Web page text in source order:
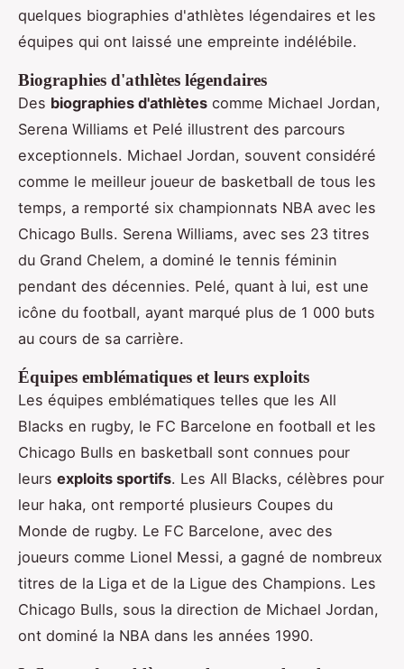
quelques biographies d'athlètes légendaires et les
équipes qui ont laissé une empreinte indélébile.
Biographies d'athlètes légendaires
Des biographies d'athlètes comme Michael Jordan,
Serena Williams et Pelé illustrent des parcours
exceptionnels. Michael Jordan, souvent considéré
comme le meilleur joueur de basketball de tous les
temps, a remporté six championnats NBA avec les
Chicago Bulls. Serena Williams, avec ses 23 titres
du Grand Chelem, a dominé le tennis féminin
pendant des décennies. Pelé, quant à lui, est une
icône du football, ayant marqué plus de 1 000 buts
au cours de sa carrière.
Équipes emblématiques et leurs exploits
Les équipes emblématiques telles que les All
Blacks en rugby, le FC Barcelone en football et les
Chicago Bulls en basketball sont connues pour
leurs exploits sportifs. Les All Blacks, célèbres pour
leur haka, ont remporté plusieurs Coupes du
Monde de rugby. Le FC Barcelone, avec des
joueurs comme Lionel Messi, a gagné de nombreux
titres de la Liga et de la Ligue des Champions. Les
Chicago Bulls, sous la direction de Michael Jordan,
ont dominé la NBA dans les années 1990.